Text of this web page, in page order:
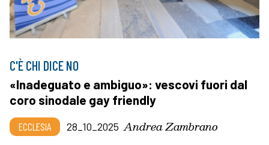
C'È CHI DICE NO
«Inadeguato e ambiguo»: vescovi fuori dal
coro sinodale gay friendly
ECCLESIA 28_10_2025 Andrea Zambrano